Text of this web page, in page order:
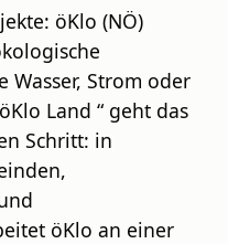
öKlo (NÖ)
Strom oder
Land “ geht das
Schritt: in
öKlo an einer